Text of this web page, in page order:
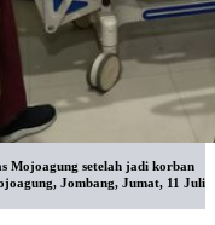
Mojoagung setelah jadi korban
Jombang, Jumat, 11 Juli